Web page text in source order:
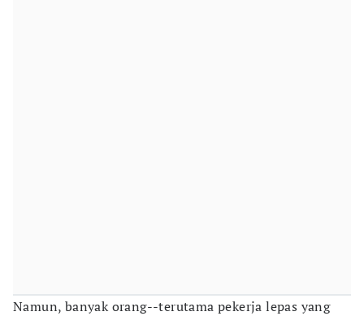
Namun, banyak orang--terutama pekerja lepas yang